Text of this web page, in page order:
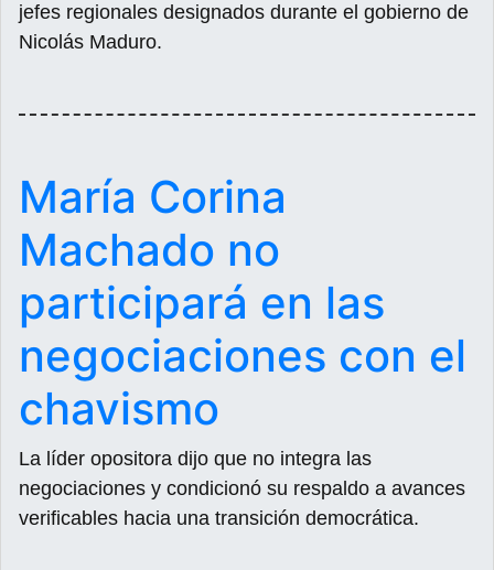
jefes regionales designados durante el gobierno de
Nicolás Maduro.
María Corina
Machado no
participará en las
negociaciones con el
chavismo
La líder opositora dijo que no integra las
negociaciones y condicionó su respaldo a avances
verificables hacia una transición democrática.